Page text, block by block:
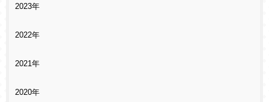
2023年
2022年
2021年
2020年